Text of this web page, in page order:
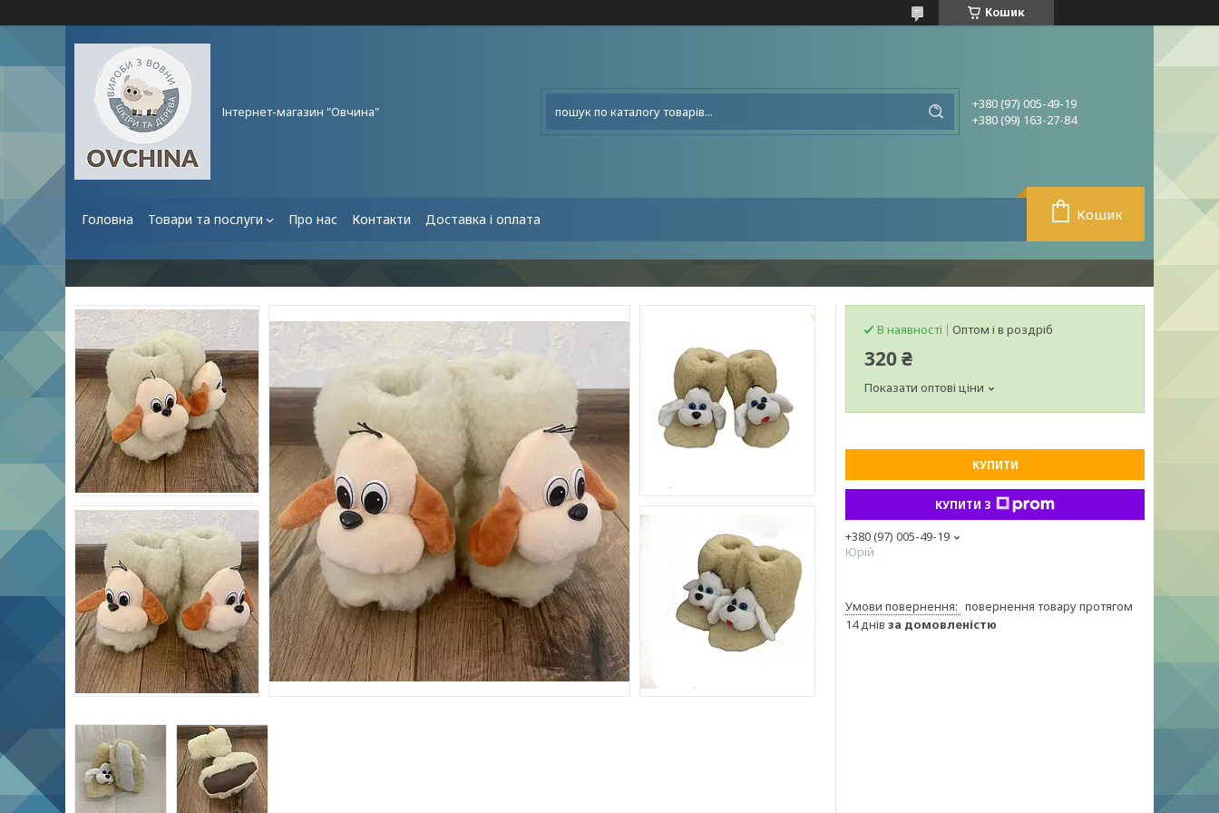
Кошик
Інтернет-магазин "Овчина"
+380 (97) 005-49-19
+380 (99) 163-27-84
Головна Товари та послуги Про нас Контакти Доставка і оплата Кошик
В наявності Оптом і в роздріб
320 ₴
Показати оптові ціни
КУПИТИ
КУПИТИ З
+380 (97) 005-49-19
Юрій
повернення товару протягом
14 днів за домовленістю